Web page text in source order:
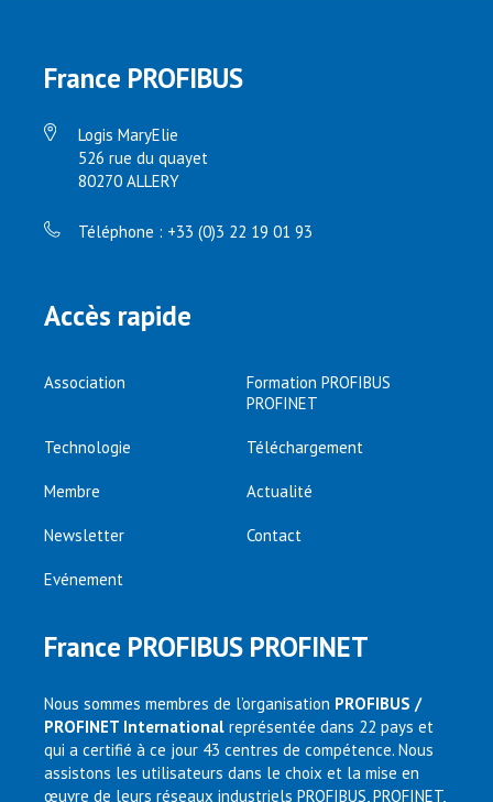
France PROFIBUS
Logis MaryElie
526 rue du quayet
80270 ALLERY
Téléphone : +33 (0)3 22 19 01 93
Accès rapide
Association
Formation PROFIBUS
PROFINET
Technologie Téléchargement
Membre Actualité
Newsletter Contact
Evénement
France PROFIBUS PROFINET
Nous sommes membres de l’organisation PROFIBUS /
PROFINET International représentée dans 22 pays et
qui a certifié à ce jour 43 centres de compétence. Nous
assistons les utilisateurs dans le choix et la mise en
œuvre de leurs réseaux industriels PROFIBUS, PROFINET,